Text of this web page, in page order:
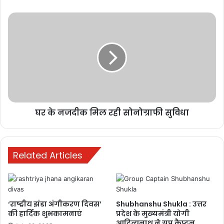
Buland media today news
घर
घर के नजदीक मिल रही सोनोग्राफी सुविधा
Related Articles
‘राष्ट्रीय झंडा अंगीकरण दिवस’
की हार्दिक शुभकामनाएं
Shubhanshu Shukla : उत्तर
प्रदेश के मुख्यमंत्री योगी